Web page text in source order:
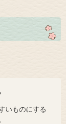
いものにする